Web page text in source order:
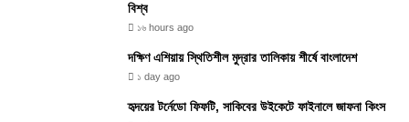
বিশ্ব
১৬ hours ago
দক্ষিণ এশিয়ায় স্থিতিশীল মুদ্রার তালিকায় শীর্ষে বাংলাদেশ
১ day ago
হৃদয়ের টর্নেডো ফিফটি, সাকিবের উইকেটে ফাইনালে জাফনা কিংস